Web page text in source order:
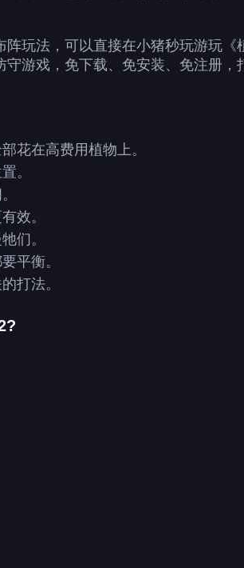
玩法，可以直接在小猪秒玩游玩
游戏，免下载、免安装、免注册，
花在高费用植物上。
。
效。
们。
平衡。
打法。